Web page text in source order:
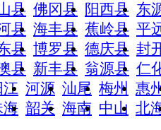
县 佛冈县 阳西县 东
县 海丰县 蕉岭县 平
县 博罗县 德庆县 封
县 新丰县 翁源县 仁
江 河源 汕尾 梅州 惠
海 韶关 海南 中山 北